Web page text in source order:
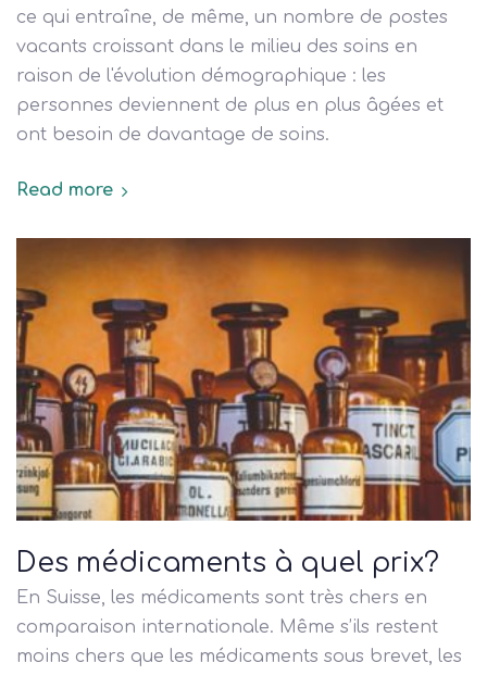
ce qui entraîne, de même, un nombre de postes
vacants croissant dans le milieu des soins en
raison de l'évolution démographique : les
personnes deviennent de plus en plus âgées et
ont besoin de davantage de soins.
Read more
Des médicaments à quel prix?
En Suisse, les médicaments sont très chers en
comparaison internationale. Même s’ils restent
moins chers que les médicaments sous brevet, les